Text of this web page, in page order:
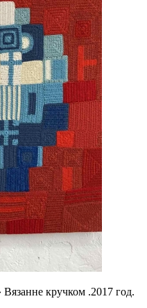
кручком .2017 год.